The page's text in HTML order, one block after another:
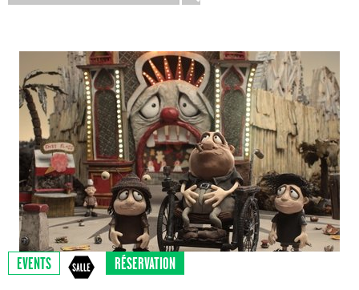
EVENTS RÉSERVATION